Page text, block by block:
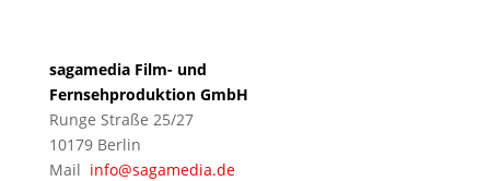
sagamedia Film- und
Fernsehproduktion GmbH
Runge Straße 25/27
10179 Berlin
Mail info@sagamedia.de